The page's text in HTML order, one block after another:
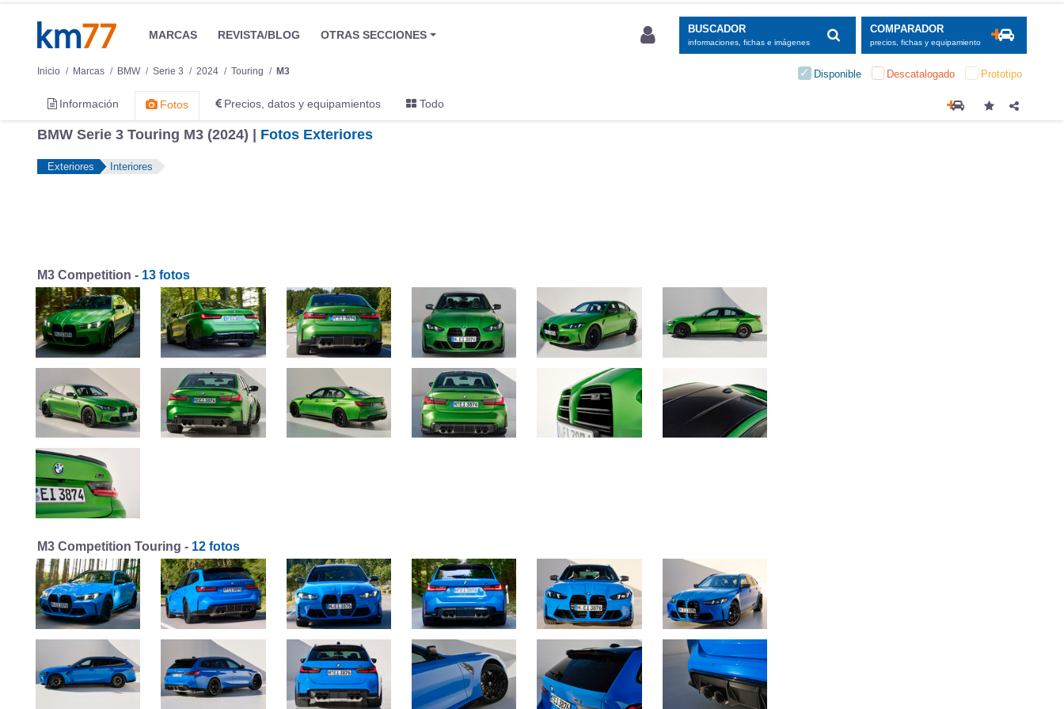
MARCAS REVISTA/BLOG OTRAS SECCIONES BUSCADOR
informaciones, fichas e imágenes
COMPARADOR
precios, fichas y equipamiento
Inicio Marcas BMW Serie 3 2024 Touring M3 Disponible Descatalogado Prototipo
Información Fotos Precios, datos y equipamientos Todo
BMW Serie 3 Touring M3 (2024) | Fotos Exteriores
Exteriores Interiores
M3 Competition - 13 fotos
M3 Competition Touring - 12 fotos